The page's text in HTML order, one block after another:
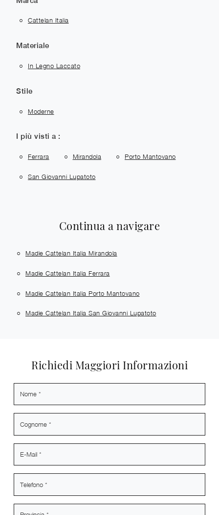
Cattelan Italia
Materiale
In Legno Laccato
Stile
Moderne
I più visti a :
Ferrara Mirandola Porto Mantovano
San Giovanni Lupatoto
Continua a navigare
Madie Cattelan Italia Mirandola
Madie Cattelan Italia Ferrara
Madie Cattelan Italia Porto Mantovano
Madie Cattelan Italia San Giovanni Lupatoto
Richiedi Maggiori Informazioni